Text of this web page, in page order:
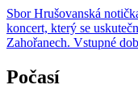
Sbor Hrušovanská
koncert, který se
Zahořanech. Vstupné
Počasí